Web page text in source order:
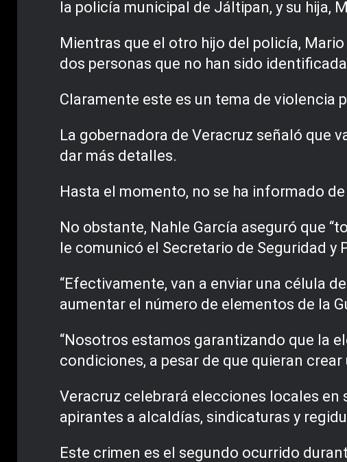
la policía municipal de Jáltipan, y su hija,
Mientras que el otro hijo del policía,
dos personas que no han sido
Claramente este es un tema de violencia
La gobernadora de Veracruz señaló que
dar más detalles.
Hasta el momento, no se ha informado
No obstante, Nahle García aseguró que
le comunicó el Secretario de Seguridad y
“Efectivamente, van a enviar una célula
aumentar el número de elementos de la
“Nosotros estamos garantizando que la
condiciones, a pesar de que quieran
Veracruz celebrará elecciones locales en
apirantes a alcaldías, sindicaturas y
Este crimen es el segundo ocurrido